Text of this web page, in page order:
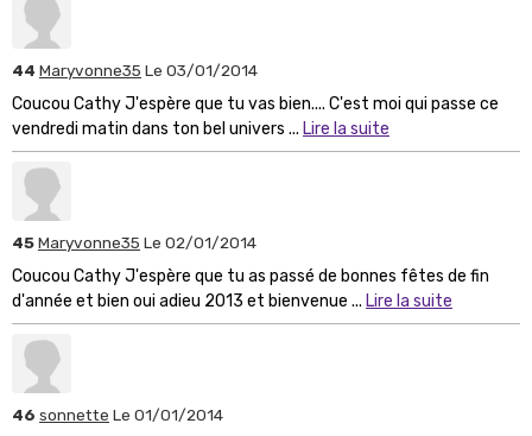
44 Maryvonne35 Le 03/01/2014
Coucou Cathy J'espère que tu vas bien.... C'est moi qui passe ce
vendredi matin dans ton bel univers ... Lire la suite
45Maryvonne35 Le 02/01/2014
Coucou Cathy J'espère que tu as passé de bonnes fêtes de fin
d'année et bien oui adieu 2013 et bienvenue ... Lire la suite
46 sonnette Le 01/01/2014